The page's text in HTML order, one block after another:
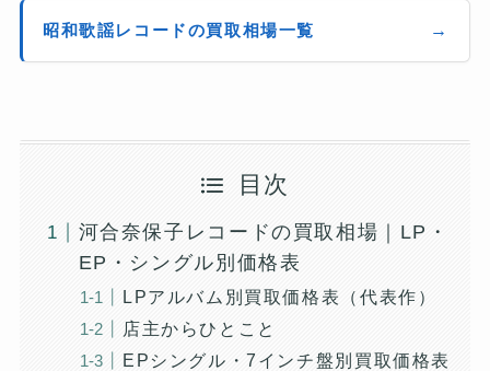
昭和歌謡レコードの買取相場一覧
目次
河合奈保子レコードの買取相場｜LP・
EP・シングル別価格表
LPアルバム別買取価格表（代表作）
店主からひとこと
EPシングル・7インチ盤別買取価格表